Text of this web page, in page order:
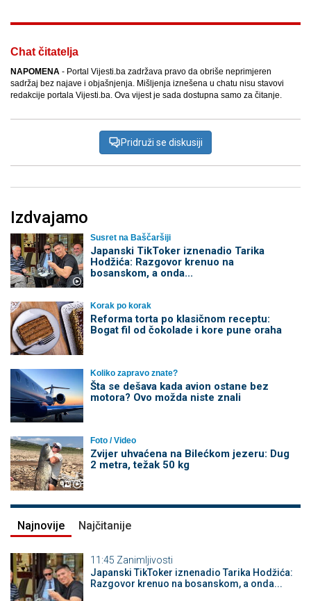
Chat čitatelja
NAPOMENA - Portal Vijesti.ba zadržava pravo da obriše neprimjeren
sadržaj bez najave i objašnjenja. Mišljenja iznešena u chatu nisu stavovi
redakcije portala Vijesti.ba. Ova vijest je sada dostupna samo za čitanje.
Pridruži se diskusiji
Izdvajamo
Susret na Baščaršiji
Japanski TikToker iznenadio Tarika
Hodžića: Razgovor krenuo na
bosanskom, a onda...
Korak po korak
Reforma torta po klasičnom receptu:
Bogat fil od čokolade i kore pune oraha
Koliko zapravo znate?
Šta se dešava kada avion ostane bez
motora? Ovo možda niste znali
Foto / Video
Zvijer uhvaćena na Bilećkom jezeru: Dug
2 metra, težak 50 kg
Najnovije Najčitanije
11:45 Zanimljivosti
Japanski TikToker iznenadio Tarika Hodžića:
Razgovor krenuo na bosanskom, a onda...